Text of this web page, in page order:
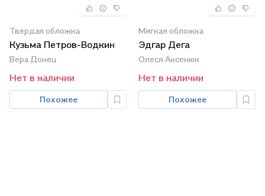
Твердая обложка
Кузьма Петров-Водкин
Вера Донец
Нет в наличии
Похожее
Мягкая обложка
Эдгар Дега
Олеся Аксенюк
Нет в наличии
Похожее